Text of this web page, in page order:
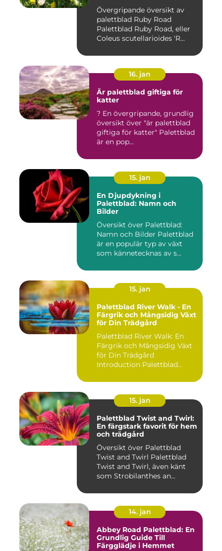
Övergripande översikt av
palettblad Ruby Road
Palettblad Ruby Road, eller
Coleus scutellarioides 'R...
16. jan
Är palettblad giftiga för
katter
? En övergripande, grundlig
översikt över "är palettblad
giftiga för katter" Palettblad
är en pop...
15. jan
En Djupdykning i
Palettblad: Namn och
Bilder
Översikt över Palettblad:
Namn och Bilder Palettblad
är en populär typ av växt
som kännetecknas av s...
15. jan
Palettblad River Walk - En
Färgrik och Mångsidig Växt
för Din Trädgård
Palettblad River Walk: En
Färgrik och Mångsidig Växt
för Din Trädgård
Introduction Palettblad
15. jan
Palettblad Twist and Twirl:
En färgstark favorit för hem
och trädgård
Översikt över Palettblad
Twist and Twirl Palettblad
Twist and Twirl, även känt
som Strobilanthes an...
14. jan
Abbey Road Palettblad: En
Grundlig Guide Till
Färgglädje i Hemmet